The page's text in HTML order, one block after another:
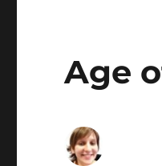
Age